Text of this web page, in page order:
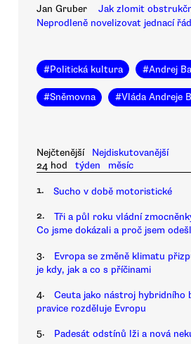
Jan Gruber
Jak zlomit
Neprodleně novelizovat jednací
#Politická kultura #Andrej
#Sněmovna #Vláda Andreje
Nejčtenější
Nejdiskutovanější
24 hod
týden měsíc
1. Sucho v době motoristické
2.
Tři a půl roku vládní
Co jsme dokázali a proč jsem
3.
Evropa se změně klimatu
je kdy, jak a co s příčinami
4.
Ceuta jako nástroj hybridního
pravice rozděluje Evropu
5. Padesát odstínů lži a nová